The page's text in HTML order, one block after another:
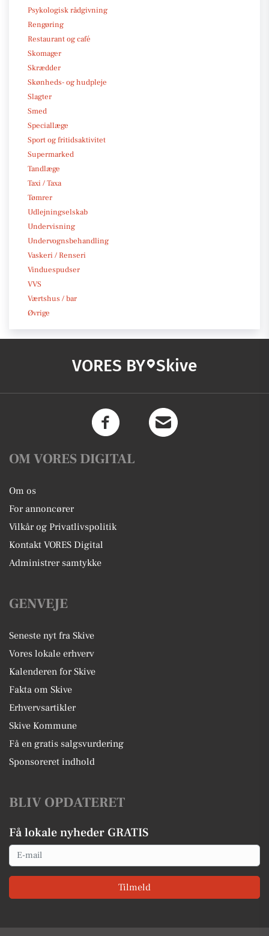
Psykologisk rådgivning
Rengøring
Restaurant og café
Skomager
Skrædder
Skønheds- og hudpleje
Slagter
Smed
Speciallæge
Sport og fritidsaktivitet
Supermarked
Tandlæge
Taxi / Taxa
Tømrer
Udlejningselskab
Undervisning
Undervognsbehandling
Vaskeri / Renseri
Vinduespudser
VVS
Værtshus / bar
Øvrige
VORES BY Skive
OM VORES DIGITAL
Om os
For annoncører
Vilkår og Privatlivspolitik
Kontakt VORES Digital
Administrer samtykke
GENVEJE
Seneste nyt fra Skive
Vores lokale erhverv
Kalenderen for Skive
Fakta om Skive
Erhvervsartikler
Skive Kommune
Få en gratis salgsvurdering
Sponsoreret indhold
BLIV OPDATERET
Få lokale nyheder GRATIS
Email
Tilmeld